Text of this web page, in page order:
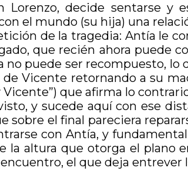
Lorenzo, decide sentarse y
el mundo (su hija) una
de la tragedia: Antía le
que recién ahora puede
no puede ser recompuesto, lo
Vicente retornando a su
Vicente”) que afirma lo
y sucede aquí con ese
sobre el final pareciera
con Antía, y
la altura que otorga el plano
el que deja entrever